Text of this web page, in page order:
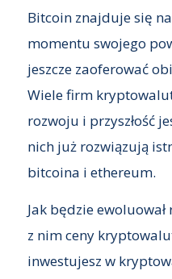
Bitcoin znajduje się
momentu swojego
jeszcze zaoferować
Wiele firm
rozwoju i przyszłość
nich już rozwiązują
bitcoina i ethereum.
Jak będzie
z nim ceny
inwestujesz w